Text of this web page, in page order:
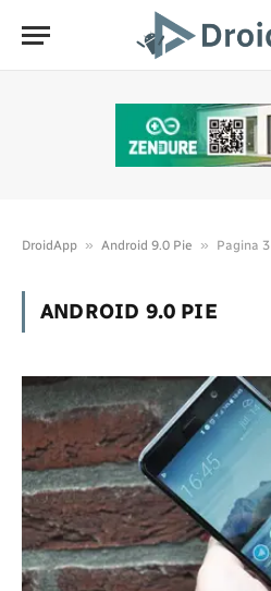
DroidApp » Android 9.0 Pie » Pagina 3
ANDROID 9.0 PIE